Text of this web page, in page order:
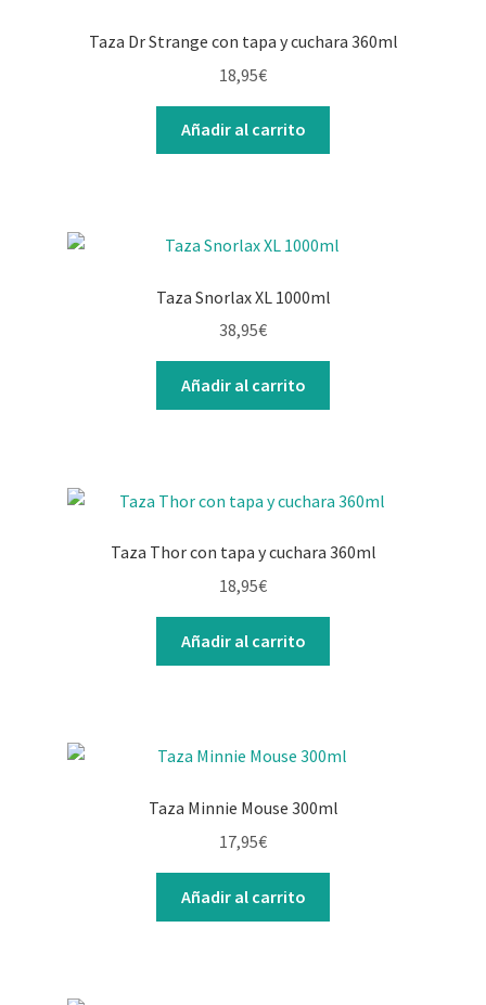
Taza Dr Strange con tapa y cuchara 360ml
18,95€
Añadir al carrito
Taza Snorlax XL 1000ml
38,95€
Añadir al carrito
Taza Thor con tapa y cuchara 360ml
18,95€
Añadir al carrito
Taza Minnie Mouse 300ml
17,95€
Añadir al carrito